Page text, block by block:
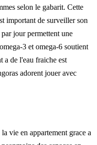
selon le gabarit. Cette
important de surveiller son
jour permettent une
3 et omega-6 soutient
a de l'eau fraiche est
adorent jouer avec
vie en appartement grace a